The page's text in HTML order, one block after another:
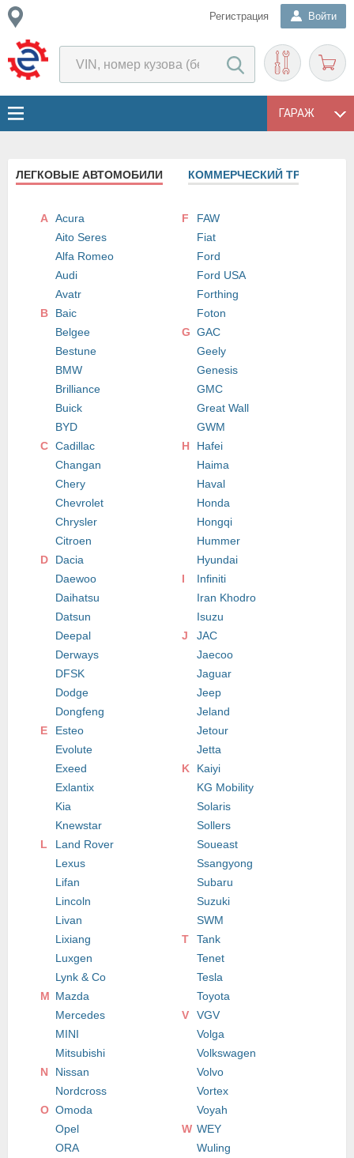
Регистрация Войти
ГАРАЖ
ЛЕГКОВЫЕ АВТОМОБИЛИ КОММЕРЧЕСКИЙ ТРАНСПОРТ
A Acura
Aito Seres
Alfa Romeo
Audi
Avatr
B
Baic
Belgee
Bestune
BMW
Brilliance
Buick
BYD
C Cadillac
Changan
Chery
Chevrolet
Chrysler
Citroen
D
Dacia
Daewoo
Daihatsu
Datsun
Deepal
Derways
DFSK
Dodge
Dongfeng
E
Esteo
Evolute
Exeed
Exlantix
F
FAW
Fiat
Ford
Ford USA
Forthing
Foton
G GAC
Geely
Genesis
GMC
Great Wall
GWM
H
Hafei
Haima
Haval
Honda
Hongqi
Hummer
Hyundai
I
Infiniti
Iran Khodro
Isuzu
J
JAC
Jaecoo
Jaguar
Jeep
Jeland
Jetour
Jetta
K
Kaiyi
KG Mobility
Kia
Knewstar
L
Land Rover
Lexus
Lifan
Lincoln
Livan
Lixiang
Luxgen
Lynk & Co
M Mazda
Mercedes
MINI
Mitsubishi
N
Nissan
Nordcross
O Omoda
Opel
ORA
Solaris
Sollers
Soueast
Ssangyong
Subaru
Suzuki
SWM
T
Tank
Tenet
Tesla
Toyota
V
VGV
Volga
Volkswagen
Volvo
Vortex
Voyah
W WEY
Wuling